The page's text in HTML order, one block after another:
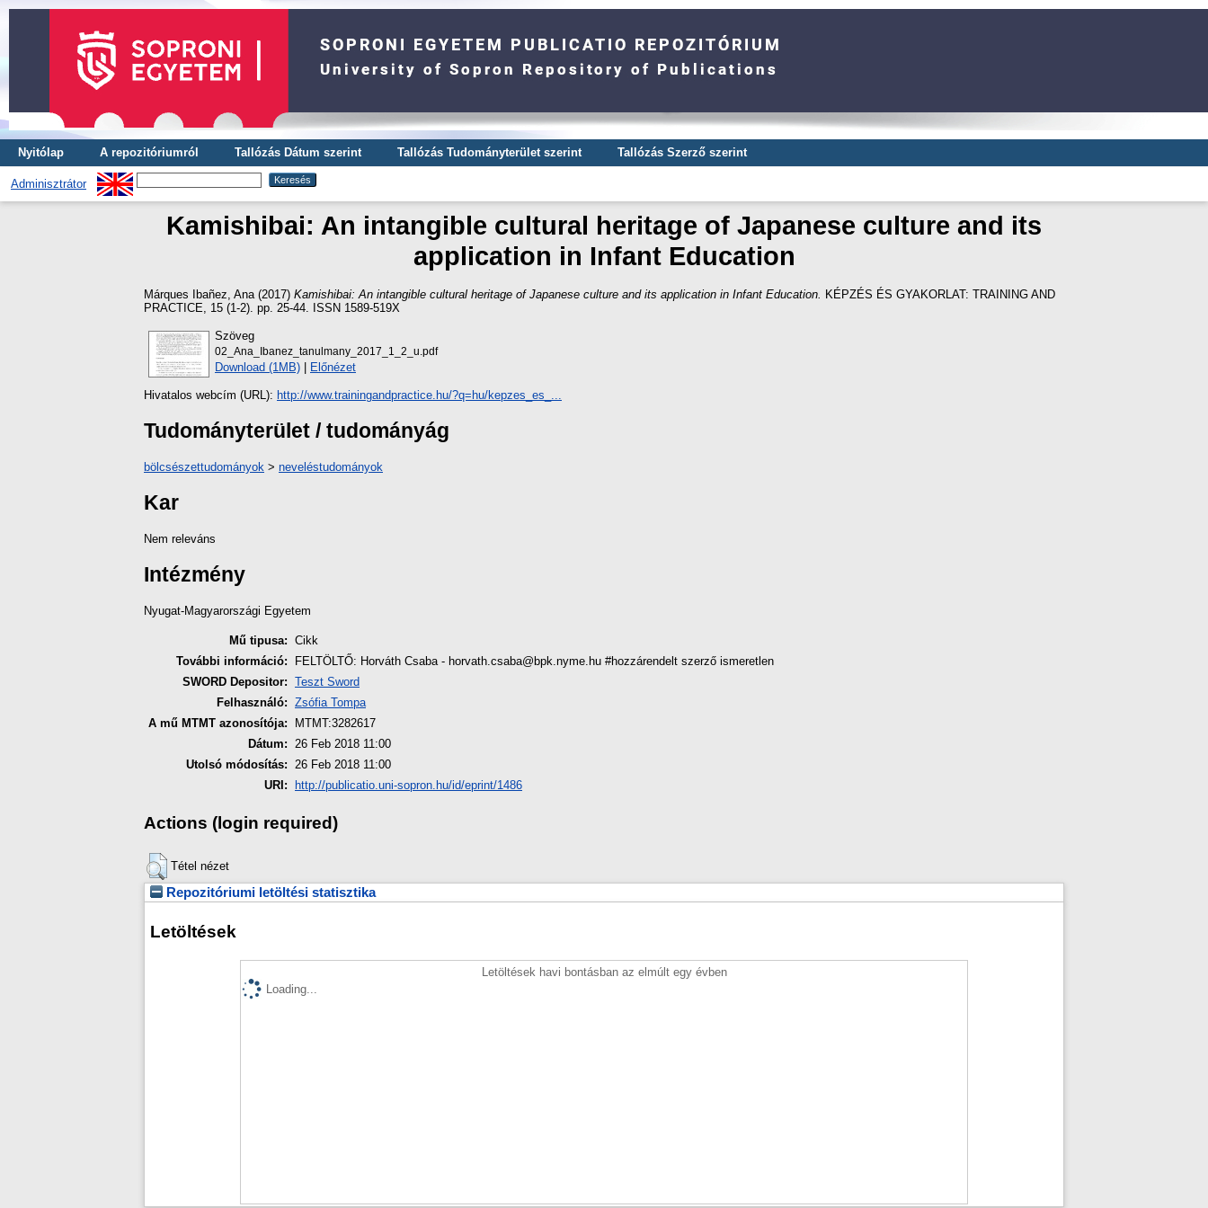
Nyitólap A repozitóriumról Tallózás Dátum szerint Tallózás Tudományterület szerint Tallózás Szerző szerint
Adminisztrátor
Kamishibai: An intangible cultural heritage of Japanese culture and its
application in Infant Education
Márques Ibañez, Ana (2017) Kamishibai: An intangible cultural heritage of Japanese culture and its application in Infant Education.
KÉPZÉS ÉS GYAKORLAT: TRAINING AND
PRACTICE, 15 (1-2). pp. 25-44. ISSN 1589-519X
Szöveg
02_Ana_Ibanez_tanulmany_2017_1_2_u.pdf
Download (1MB) | Előnézet
Hivatalos webcím (URL): http://www.trainingandpractice.hu/?q=hu/kepzes_es_...
Tudományterület / tudományág
bölcsészettudományok > neveléstudományok
Kar
Nem releváns
Intézmény
Nyugat-Magyarországi Egyetem
Mű tipusa: Cikk
További információ:
FELTÖLTŐ: Horváth Csaba - horvath.csaba@bpk.nyme.hu #hozzárendelt szerző ismeretlen
SWORD Depositor: Teszt Sword
Felhasználó: Zsófia Tompa
A mű MTMT azonosítója:
MTMT:3282617
Dátum: 26 Feb 2018 11:00
Utolsó módosítás: 26 Feb 2018 11:00
URI:
http://publicatio.uni-sopron.hu/id/eprint/1486
Actions (login required)
Tétel nézet
Repozitóriumi letöltési statisztika
Letöltések
Letöltések havi bontásban az elmúlt egy évben
Loading...